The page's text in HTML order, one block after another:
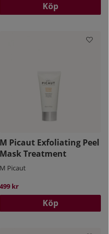
Köp
M Picaut Exfoliating Peel
Mask Treatment
M Picaut
499 kr
Köp